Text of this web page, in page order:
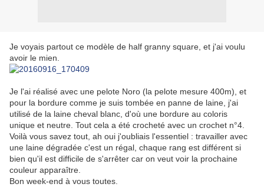
Je voyais partout ce modèle de half granny square, et j'ai voulu
avoir le mien.
Je l'ai réalisé avec une pelote Noro (la pelote mesure 400m), et
pour la bordure comme je suis tombée en panne de laine, j'ai
utilisé de la laine cheval blanc, d'où une bordure au coloris
unique et neutre. Tout cela a été crocheté avec un crochet n°4.
Voilà vous savez tout, ah oui j'oubliais l'essentiel : travailler avec
une laine dégradée c'est un régal, chaque rang est différent si
bien qu'il est difficile de s'arrêter car on veut voir la prochaine
couleur apparaître.
Bon week-end à vous toutes.